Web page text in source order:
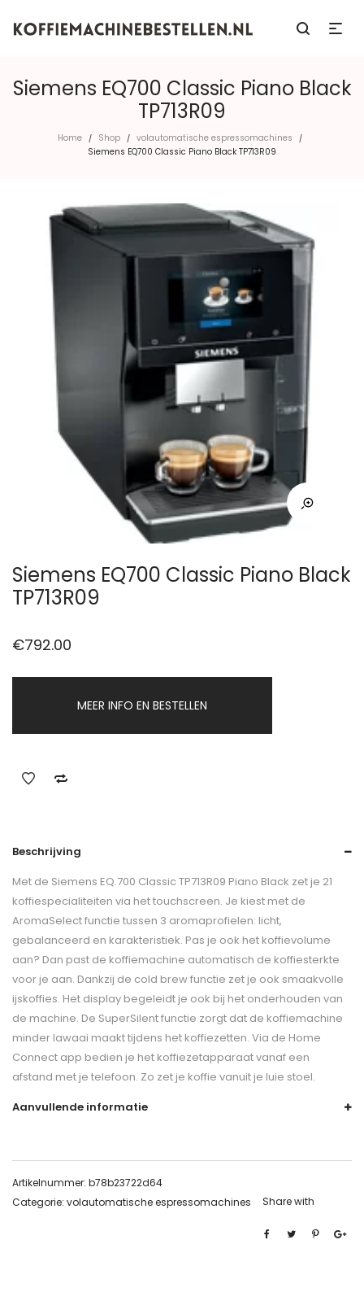
Siemens EQ700 Classic Piano Black
TP713R09
Home / Shop / volautomatische espressomachines /
Siemens EQ700 Classic Piano Black TP713R09
Siemens EQ700 Classic Piano Black
TP713R09
€792.00
MEER INFO EN BESTELLEN
Beschrijving
Met de Siemens EQ.700 Classic TP713R09 Piano Black zet je 21
koffiespecialiteiten via het touchscreen. Je kiest met de
AromaSelect functie tussen 3 aromaprofielen: licht,
gebalanceerd en karakteristiek. Pas je ook het koffievolume
aan? Dan past de koffiemachine automatisch de koffiesterkte
voor je aan. Dankzij de cold brew functie zet je ook smaakvolle
ijskoffies. Het display begeleidt je ook bij het onderhouden van
de machine. De SuperSilent functie zorgt dat de koffiemachine
minder lawaai maakt tijdens het koffiezetten. Via de Home
Connect app bedien je het koffiezetapparaat vanaf een
afstand met je telefoon. Zo zet je koffie vanuit je luie stoel.
Aanvullende informatie
Artikelnummer: b78b23722d64
Categorie: volautomatische espressomachines Share with